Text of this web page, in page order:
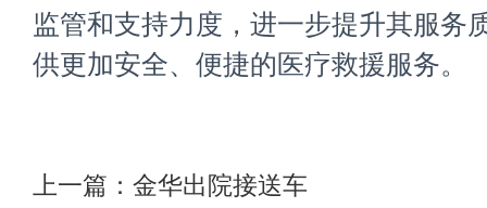
监管和支持力度，进一步提升其服务
供更加安全、便捷的医疗救援服务。
上一篇： 金华出院接送车